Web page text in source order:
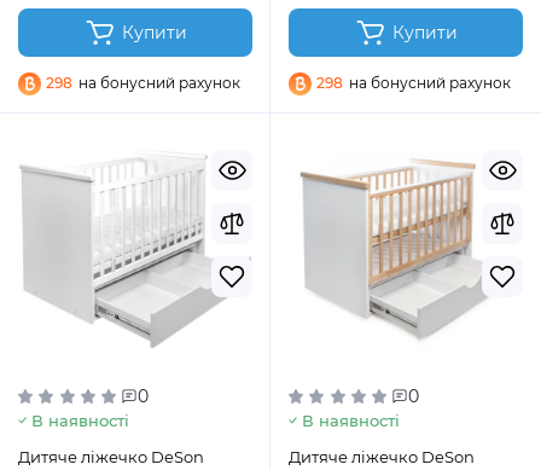
Купити
298 на бонусний рахунок
Купити
298 на бонусний рахунок
0
В наявності
Дитяче ліжечко DeSon
0
В наявності
Дитяче ліжечко DeSon